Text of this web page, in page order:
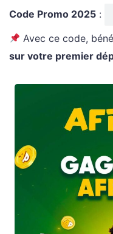
Code Promo 2025 :
Avec ce code,
sur votre premier